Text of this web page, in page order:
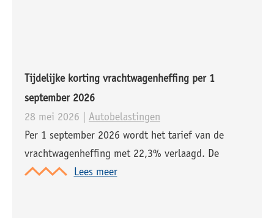
Tijdelijke korting vrachtwagenheffing per 1
september 2026
28 mei 2026 | Autobelastingen
Per 1 september 2026 wordt het tarief van de
vrachtwagenheffing met 22,3% verlaagd. De
vrachtwagenheffing treedt op 1 juli 2026 in
Lees meer